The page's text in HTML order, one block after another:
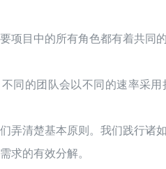
项目中的所有角色都有着共同
同的团队会以不同的速率采
弄清楚基本原则。我们践行诸
求的有效分解。